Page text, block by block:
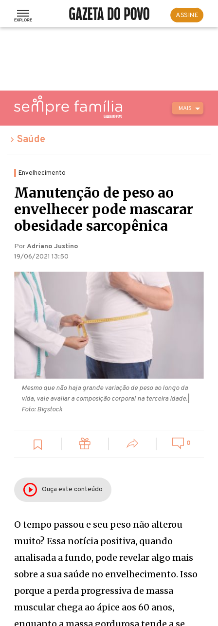
ASSINE
MAIS
Saúde
Envelhecimento
Manutenção de peso ao
envelhecer pode mascarar
obesidade sarcopênica
PorAdriano Justino
19/06/2021 13:50
Mesmo que não haja grande variação de peso ao longo da
vida, vale avaliar a composição corporal na terceira idade.|
Foto: Bigstock
0
Ouça este conteúdo
O tempo passou e seu peso não alterou
muito? Essa notícia positiva, quando
analisada a fundo, pode revelar algo mais
sobre a sua saúde no envelhecimento. Isso
porque a perda progressiva de massa
muscular chega ao ápice aos 60 anos,
enquanto a massa gordurosa tende a se